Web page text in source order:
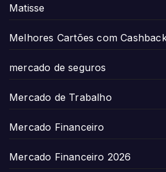
Matisse
Melhores Cartões com
mercado de seguros
Mercado de Trabalho
Mercado Financeiro
Mercado Financeiro 2026